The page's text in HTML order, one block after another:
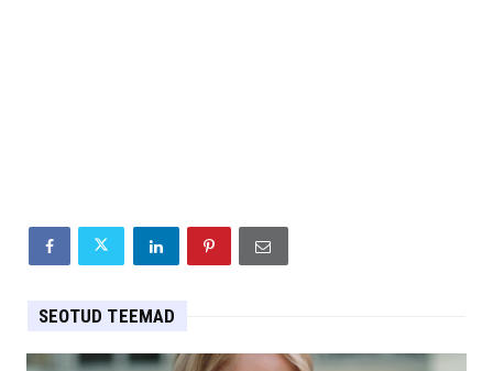
SEOTUD TEEMAD